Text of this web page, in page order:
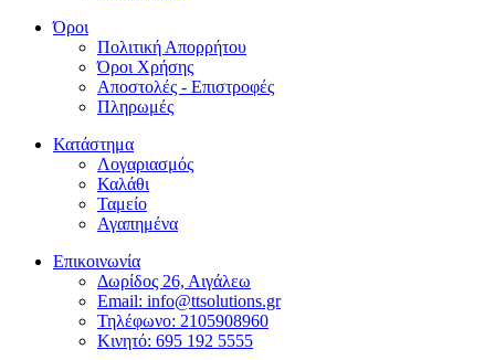
Όροι
Πολιτική Απορρήτου
Όροι Χρήσης
Αποστολές - Επιστροφές
Πληρωμές
Κατάστημα
Λογαριασμός
Καλάθι
Ταμείο
Αγαπημένα
Επικοινωνία
Δωρίδος 26, Αιγάλεω
Email: info@ttsolutions.gr
Τηλέφωνο: 2105908960
Κινητό: 695 192 5555